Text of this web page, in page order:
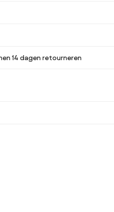
14 dagen retourneren